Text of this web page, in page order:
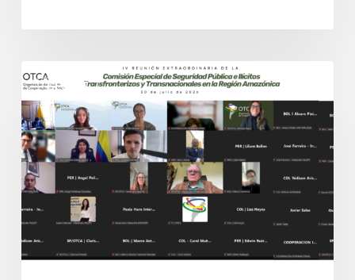
CESPIT
amazónicos
avanzan
en
la
implementación
de
la
agenda
regional
de
seguridad